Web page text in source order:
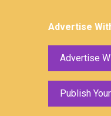
Advertise
Advertise
Publish